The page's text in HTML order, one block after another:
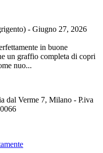
- Giugno 27, 2026
in buone
un graffio completa di copri
nuo...
dal Verme 7, Milano - P.iva